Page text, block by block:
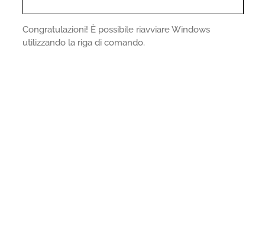
Congratulazioni! È possibile riavviare Windows
utilizzando la riga di comando.